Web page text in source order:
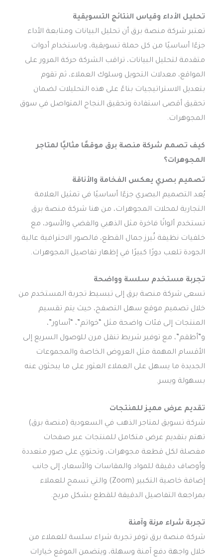
تحليل الأداء وقياس النتائج التسويقية
تعتبر شركة منصة برق أن تحليل البيانات ومتابعة الأداء
جزءًا أساسيًا من كل حملة تسويقية، وباستخدام أدوات
متقدمة لتحليل البيانات، تراقب الشركة حركة المرور على
المواقع، معدلات التحويل وسلوك العملاء، ثم تقوم
بتعديل الاستراتيجيات بناءً على هذه التحليلات لضمان
تحقيق أقصى استفادة وتحقيق النجاح المتواصل في سوق
المجوهرات.
كيف تصمم شركة منصة برق موقعًا مثاليًا لمتاجر
المجوهرات؟
تصميم بصري يعكس الفخامة والأناقة
يُعد التصميم البصري جزءًا أساسيًا في تمثيل العلامة
التجارية لمحلات المجوهرات، من هنا شركة منصة برق
تستخدم ألوانًا فاخرة مثل الذهبي والفضي والأسود، مع
خلفيات نظيفة تُبرز جمال القطع، فالصور الاحترافية عالية
الجودة تلعب دورًا كبيرًا في إظهار تفاصيل المجوهرات.
تجربة مستخدم سلسة وواضحة
تسعى شركة منصة برق إلى تبسيط تجربة المستخدم من
خلال تصميم موقع سهل التصفح، حيث يتم تقسيم
المنتجات إلى فئات واضحة مثل “خواتم”، “أساور”،
و”أطقم”، مع توفير شريط تنقل مرن للوصول السريع إلى
الأقسام المهمة مثل العروض الخاصة والمجموعات
الجديدة ما يسهل على العملاء العثور على ما يبحثون عنه
بسهولة ويسر.
تقديم عرض مميز للمنتجات
شركة تسويق لمتاجر الذهب في السعودية (منصة برق)
تهتم بتقديم عرض متكامل للمنتجات عبر صفحات
مفصلة لكل قطعة مجوهرات، وتحتوي على صور متعددة
وأوصاف دقيقة للمواد والمقاسات والأسعار، إلى جانب
إضافة خاصية التكبير (Zoom) والتي تسمح للعملاء
بمراجعة التفاصيل الدقيقة للقطع بشكل مريح.
تجربة شراء مرنة وآمنة
شركة منصة برق توفر تجربة شراء سلسة للعملاء من
خلال واجهة دفع آمنة وسهلة، ويتضمن الموقع خيارات